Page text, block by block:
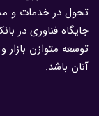
تحول در خدمات و
جایگاه فناوری در
توسعه متوازن
آنان باشد.